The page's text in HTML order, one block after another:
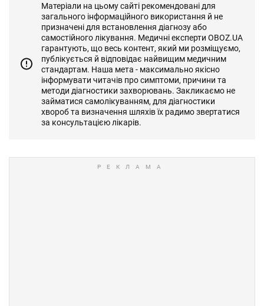
Матеріали на цьому сайті рекомендовані для
загального інформаційного використання й не
призначені для встановлення діагнозу або
самостійного лікування. Медичні експерти OBOZ.UA
гарантують, що весь контент, який ми розміщуємо,
публікується й відповідає найвищим медичним
стандартам. Наша мета - максимально якісно
інформувати читачів про симптоми, причини та
методи діагностики захворювань. Закликаємо не
займатися самолікуванням, для діагностики
хвороб та визначення шляхів їх радимо звертатися
за консультацією лікарів.